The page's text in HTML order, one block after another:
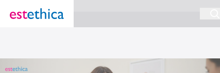
section Service {